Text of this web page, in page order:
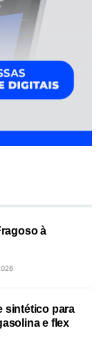
à
sintético para
e flex